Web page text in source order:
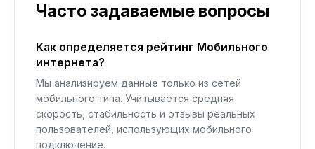
Часто задаваемые вопросы
Как определяется рейтинг Мобильного
интернета?
Мы анализируем данные только из сетей
мобильного типа. Учитывается средняя
скорость, стабильность и отзывы реальных
пользователей, использующих мобильного
подключение.